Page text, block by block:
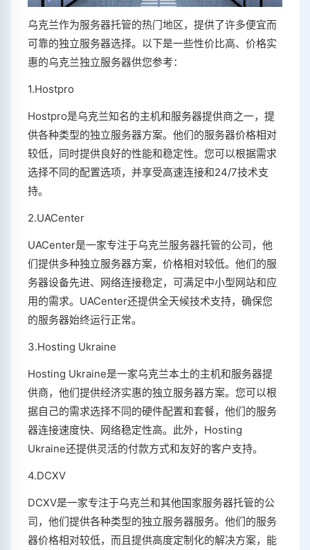
乌克兰作为服务器托管的热门地区，提供了许多便宜而
可靠的独立服务器选择。以下是一些性价比高、价格实
惠的乌克兰独立服务器供您参考：
1.Hostpro
Hostpro是乌克兰知名的主机和服务器提供商之一，提
供各种类型的独立服务器方案。他们的服务器价格相对
较低，同时提供良好的性能和稳定性。您可以根据需求
选择不同的配置选项，并享受高速连接和24/7技术支
持。
2.UACenter
UACenter是一家专注于乌克兰服务器托管的公司，他
们提供多种独立服务器方案，价格相对较低。他们的服
务器设备先进、网络连接稳定，可满足中小型网站和应
用的需求。UACenter还提供全天候技术支持，确保您
的服务器始终运行正常。
3.Hosting Ukraine
Hosting Ukraine是一家乌克兰本土的主机和服务器提
供商，他们提供经济实惠的独立服务器方案。您可以根
据自己的需求选择不同的硬件配置和套餐，他们的服务
器连接速度快、网络稳定性高。此外，Hosting
Ukraine还提供灵活的付款方式和友好的客户支持。
4.DCXV
DCXV是一家专注于乌克兰和其他国家服务器托管的公
司，他们提供各种类型的独立服务器服务。他们的服务
器价格相对较低，而且提供高度定制化的解决方案，能